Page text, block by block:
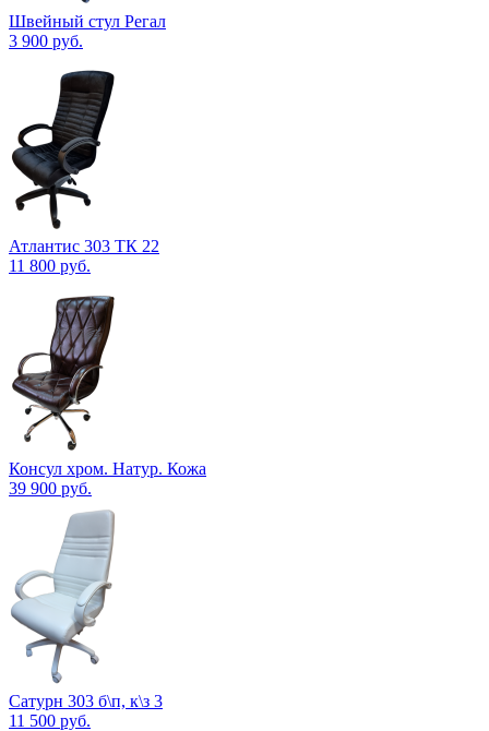
Швейный стул Регал
3 900 руб.
Атлантис 303 ТК 22
11 800 руб.
Консул хром. Натур. Кожа
39 900 руб.
Сатурн 303 б\п, к\з 3
11 500 руб.